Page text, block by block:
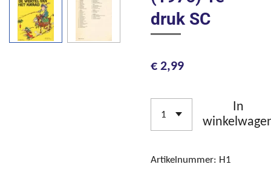
druk SC
€ 2,99
In
Artikelnummer: H1